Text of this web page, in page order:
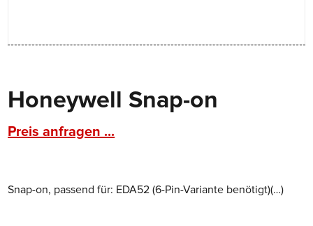
Honeywell Snap-on
Preis anfragen ...
Snap-on, passend für: EDA52 (6-Pin-Variante benötigt)(…)